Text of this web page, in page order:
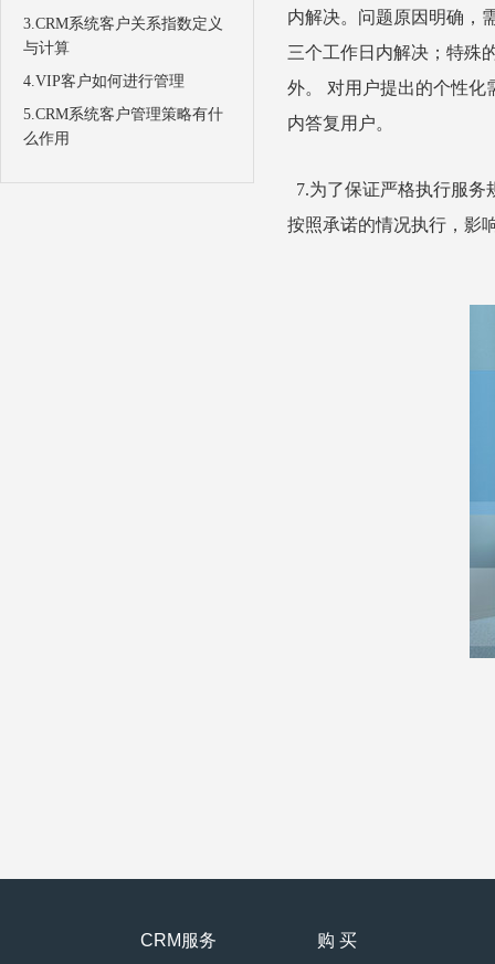
3.CRM系统客户关系指数定义
与计算
4.VIP客户如何进行管理
5.CRM系统客户管理策略有什
么作用
内解决。问题原因明确，
三个工作日内解决；特殊
外。 对用户提出的个性化
内答复用户。
7.为了保证严格执行服
按照承诺的情况执行，影
购 买
CRM服务